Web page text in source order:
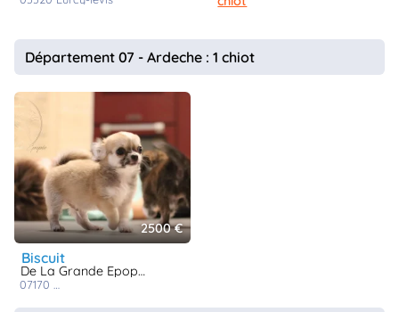
Département 07 - Ardeche : 1 chiot
2500 €
biscuit
De La Grande Epopée
07170